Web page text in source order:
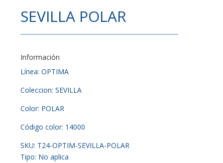
SEVILLA POLAR
Información
Línea: OPTIMA
Coleccion: SEVILLA
Color: POLAR
Código color: 14000
SKU: T24-OPTIM-SEVILLA-POLAR
Tipo: No aplica